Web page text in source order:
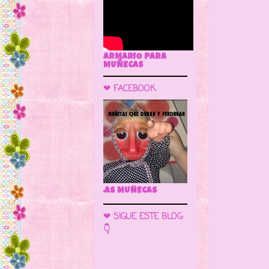
ARMARIO PARA
MUÑECAS
❤ FACEBOOK
❤ SIGUE ESTE BLOG
👇